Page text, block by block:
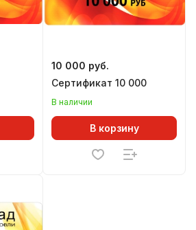
10 000 руб.
Сертификат 10 000
В наличии
В корзину